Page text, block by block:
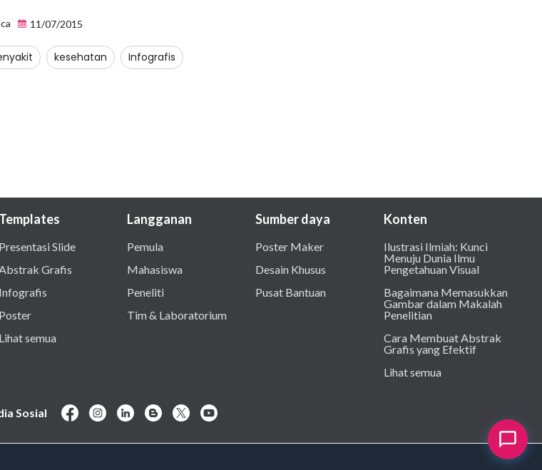
11/07/2015
kesehatan Infografis
Templates
Presentasi Slide
Grafis
Infografis
Poster
Lihat semua
Langganan
Pemula
Mahasiswa
Peneliti
Tim & Laboratorium
Sumber daya
Poster Maker
Desain Khusus
Pusat Bantuan
Konten
Ilustrasi Ilmiah: Kunci
Menuju Dunia Ilmu
Pengetahuan Visual
Bagaimana Memasukkan
Gambar dalam Makalah
Penelitian
Cara Membuat Abstrak
Grafis yang Efektif
Lihat semua
Sosial